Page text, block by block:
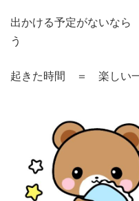
出かける予定がないな
う
起きた時間 ＝ 楽しい